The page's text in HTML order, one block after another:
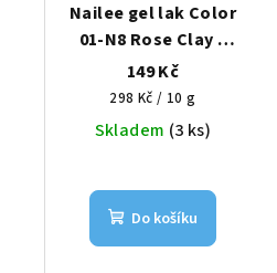
Nailee gel lak Color
01-N8 Rose Clay –
Růžový jíl HEMA Free
6g
149 Kč
Měrná
cena:
298 Kč / 10 g
Skladem (3 ks)
Do košíku